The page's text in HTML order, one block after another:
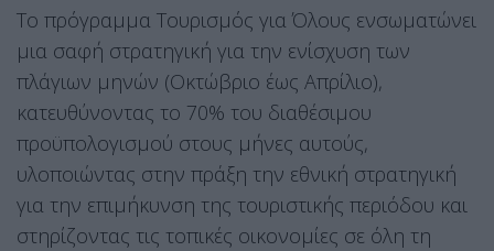
Το πρόγραμμα Τουρισμός για Όλους ενσωματώνει
μια σαφή στρατηγική για την ενίσχυση των
πλάγιων μηνών (Οκτώβριο έως Απρίλιο),
κατευθύνοντας το 70% του διαθέσιμου
προϋπολογισμού στους μήνες αυτούς,
υλοποιώντας στην πράξη την εθνική στρατηγική
για την επιμήκυνση της τουριστικής περιόδου και
στηρίζοντας τις τοπικές οικονομίες σε όλη τη